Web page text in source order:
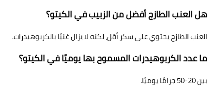
هل العنب الطازج أفضل من الزبيب في الكيتو؟
العنب الطازج يحتوي على سكر أقل، لكنه لا يزال غنيًا بالكربوهيدرات.
ما عدد الكربوهيدرات المسموح بها يوميًا في الكيتو؟
بين 20-50 جرامًا يوميًا.